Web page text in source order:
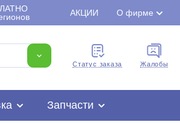
АКЦИИ О фирме
Cтатус заказа Жалобы
Запчасти